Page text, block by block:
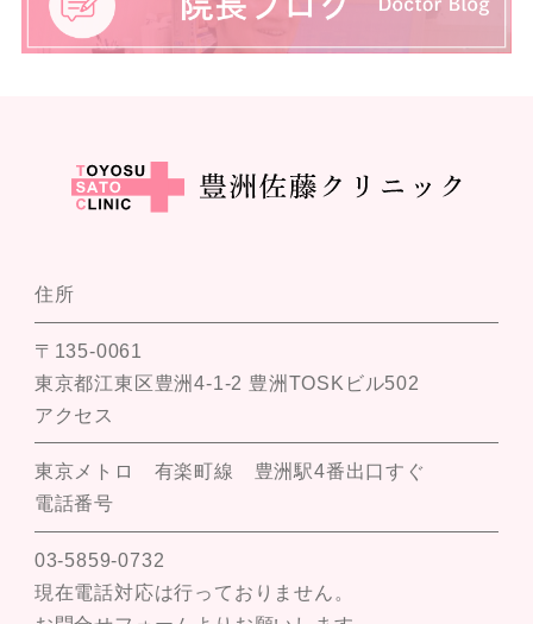
住所
〒135-0061
東京都江東区豊洲4-1-2 豊洲TOSKビル502
アクセス
東京メトロ 有楽町線 豊洲駅4番出口すぐ
電話番号
03-5859-0732
現在電話対応は行っておりません。